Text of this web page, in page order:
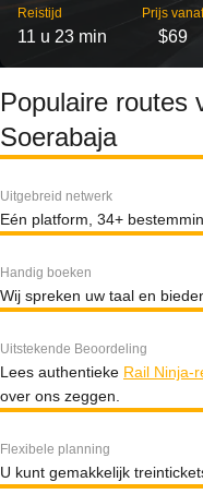
Reistijd
11 u 23 min
Prijs vanaf
$69
Populaire routes
Soerabaja
Uitgebreid netwerk
Eén platform, 34+
Handig boeken
Wij spreken uw taal en
Uitstekende Beoordeling
Lees authentieke Rail Ninja-
over ons zeggen.
Flexibele planning
U kunt gemakkelijk